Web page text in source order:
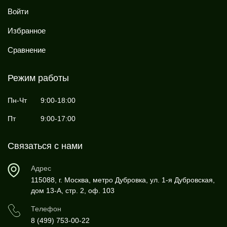
Войти
Избранное
Сравнение
Режим работы
Пн-Чт 9:00-18:00
Пт 9:00-17:00
Связаться с нами
Адрес
115088, г. Москва, метро Дубровка, ул. 1-я Дубровская,
дом 13-А, стр. 2, оф. 103
Телефон
8 (499) 753-00-22